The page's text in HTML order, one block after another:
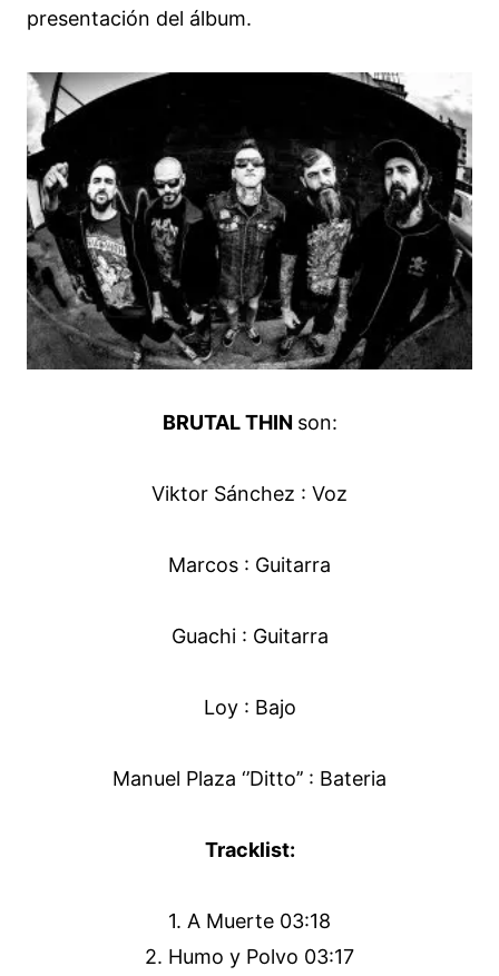
presentación del álbum.
BRUTAL THIN son:
Viktor Sánchez : Voz
Marcos : Guitarra
Guachi : Guitarra
Loy : Bajo
Manuel Plaza ‘’Ditto’’ : Bateria
Tracklist:
1. A Muerte 03:18
2. Humo y Polvo 03:17